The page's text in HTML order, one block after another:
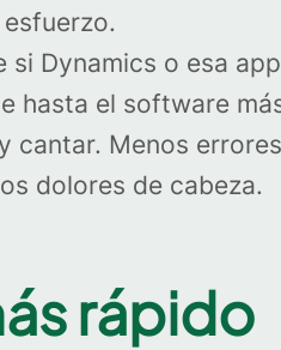
si Dynamics o esa
hasta el software
cantar. Menos
dolores de cabeza.
rápido